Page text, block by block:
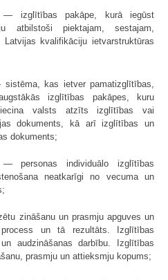
izglītības pakāpe, kurā iegūst
atbilstoši piektajam, sestajam,
kvalifikāciju ietvarstruktūras
kas ietver pamatizglītības,
izglītības pakāpes, kuru
valsts atzīts izglītības vai
dokuments, kā arī izglītības un
dokuments;
personas individuālo izglītības
neatkarīgi no vecuma un
zināšanu un prasmju apguves un
process un tā rezultāts. Izglītības
audzināšanas darbību. Izglītības
prasmju un attieksmju kopums;